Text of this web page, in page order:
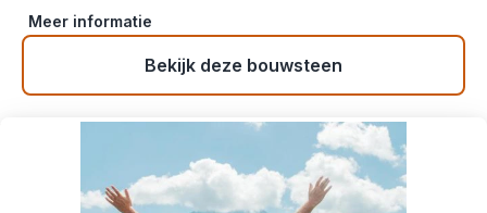
Meer informatie
Bekijk deze bouwsteen